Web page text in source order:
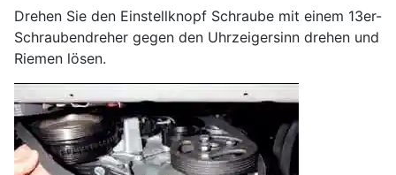
Drehen Sie den Einstellknopf Schraube mit einem 13er-
Schraubendreher gegen den Uhrzeigersinn drehen und
Riemen lösen.